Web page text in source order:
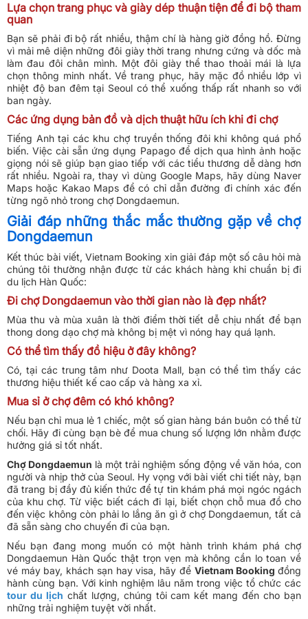
Lựa chọn trang phục và giày dép thuận tiện để đi bộ tham
quan
Bạn sẽ phải đi bộ rất nhiều, thậm chí là hàng giờ đồng hồ. Đừng
vì mải mê diện những đôi giày thời trang nhưng cứng và dốc mà
làm đau đôi chân mình. Một đôi giày thể thao thoải mái là lựa
chọn thông minh nhất. Về trang phục, hãy mặc đồ nhiều lớp vì
nhiệt độ ban đêm tại Seoul có thể xuống thấp rất nhanh so với
ban ngày.
Các ứng dụng bản đồ và dịch thuật hữu ích khi đi chợ
Tiếng Anh tại các khu chợ truyền thống đôi khi không quá phổ
biến. Việc cài sẵn ứng dụng Papago để dịch qua hình ảnh hoặc
giọng nói sẽ giúp bạn giao tiếp với các tiểu thương dễ dàng hơn
rất nhiều. Ngoài ra, thay vì dùng Google Maps, hãy dùng Naver
Maps hoặc Kakao Maps để có chỉ dẫn đường đi chính xác đến
từng ngõ nhỏ trong chợ Dongdaemun.
Giải đáp những thắc mắc thường gặp về chợ
Dongdaemun
Kết thúc bài viết, Vietnam Booking xin giải đáp một số câu hỏi mà
chúng tôi thường nhận được từ các khách hàng khi chuẩn bị đi
du lịch Hàn Quốc:
Đi chợ Dongdaemun vào thời gian nào là đẹp nhất?
Mùa thu và mùa xuân là thời điểm thời tiết dễ chịu nhất để bạn
thong dong dạo chợ mà không bị mệt vì nóng hay quá lạnh.
Có thể tìm thấy đồ hiệu ở đây không?
Có, tại các trung tâm như Doota Mall, bạn có thể tìm thấy các
thương hiệu thiết kế cao cấp và hàng xa xỉ.
Mua sỉ ở chợ đêm có khó không?
Nếu bạn chỉ mua lẻ 1 chiếc, một số gian hàng bán buôn có thể từ
chối. Hãy đi cùng bạn bè để mua chung số lượng lớn nhằm được
hưởng giá sỉ tốt nhất.
Chợ Dongdaemun là một trải nghiệm sống động về văn hóa, con
người và nhịp thở của Seoul. Hy vọng với bài viết chi tiết này, bạn
đã trang bị đầy đủ kiến thức để tự tin khám phá mọi ngóc ngách
của khu chợ. Từ việc biết cách đi lại, biết chọn chỗ mua đồ cho
đến việc không còn phải lo lắng ăn gì ở chợ Dongdaemun, tất cả
đã sẵn sàng cho chuyến đi của bạn.
Nếu bạn đang mong muốn có một hành trình khám phá chợ
Dongdaemun Hàn Quốc thật trọn vẹn mà không cần lo toan về
vé máy bay, khách sạn hay visa, hãy để Vietnam Bookingđồng
hành cùng bạn. Với kinh nghiệm lâu năm trong việc tổ chức các
tour du lịch chất lượng, chúng tôi cam kết mang đến cho bạn
những trải nghiệm tuyệt vời nhất.